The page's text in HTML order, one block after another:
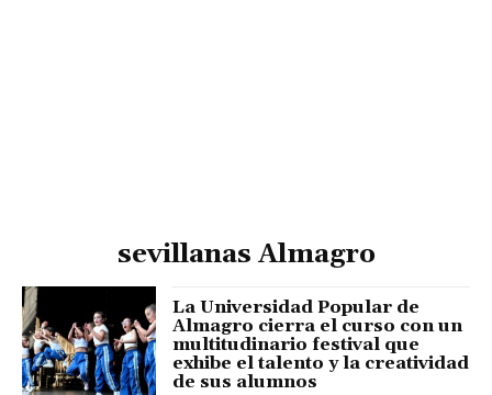
sevillanas Almagro
La Universidad Popular de
Almagro cierra el curso con un
multitudinario festival que
exhibe el talento y la creatividad
de sus alumnos